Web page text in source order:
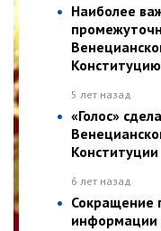
Наиболее
Конституцию
5 лет назад
«Голос»
Конституции
6 лет назад
Сокращение
информации